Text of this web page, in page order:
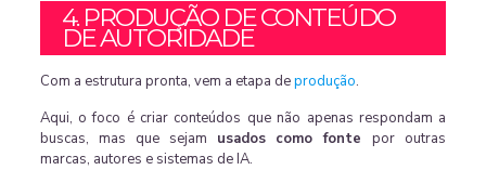
4. PRODUÇÃO DE CONTEÚDO
DE AUTORIDADE
Com a estrutura pronta, vem a etapa deprodução.
Aqui, o foco é criar conteúdos que não apenas respondam a
buscas, mas que sejam usados como fontepor outras
marcas, autores e sistemas de IA.